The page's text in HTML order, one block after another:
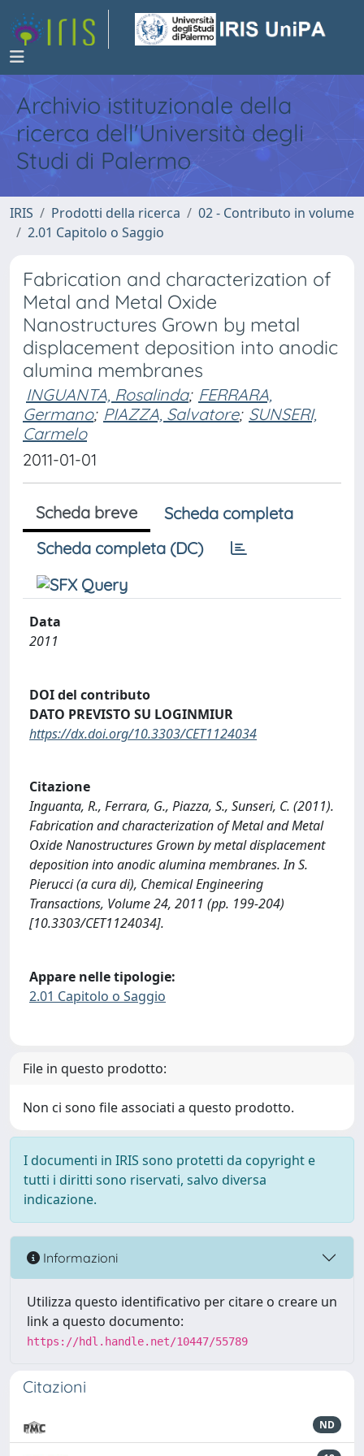
Archivio istituzionale della
ricerca dell'Università degli
Studi di Palermo
IRIS Prodotti della ricerca
02 - Contributo in volume
2.01 Capitolo o Saggio
Fabrication and characterization of
Metal and Metal Oxide
Nanostructures Grown by metal
displacement deposition into anodic
alumina membranes
INGUANTA, Rosalinda; FERRARA,
Germano; PIAZZA, Salvatore; SUNSERI,
Carmelo
2011-01-01
Scheda breve
Scheda completa
Scheda completa (DC)
Data
2011
DOI del contributo
DATO PREVISTO SU LOGINMIUR
https://dx.doi.org/10.3303/CET1124034
Citazione
Inguanta, R., Ferrara, G., Piazza, S., Sunseri, C. (2011).
Fabrication and characterization of Metal and Metal
Oxide Nanostructures Grown by metal displacement
deposition into anodic alumina membranes. In S.
Pierucci (a cura di), Chemical Engineering
Transactions, Volume 24, 2011 (pp. 199-204)
[10.3303/CET1124034].
Appare nelle tipologie:
2.01 Capitolo o Saggio
File in questo prodotto:
Non ci sono file associati a questo prodotto.
I documenti in IRIS sono protetti da copyright e
tutti i diritti sono riservati, salvo diversa
indicazione.
Informazioni
Utilizza questo identificativo per citare o creare un
link a questo documento:
https://hdl.handle.net/10447/55789
Citazioni
ND